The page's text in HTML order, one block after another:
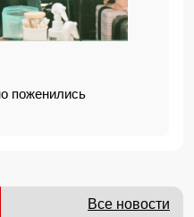
поженились
Все новости